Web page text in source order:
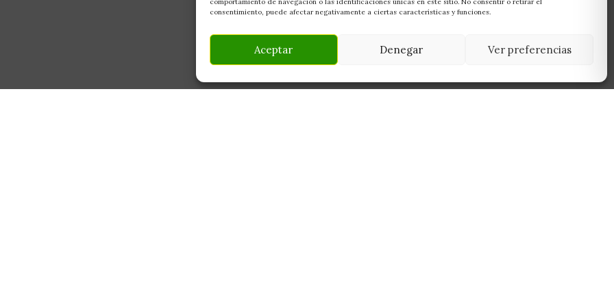
consentimiento, puede afectar negativamente a ciertas características y funciones.
Aceptar Denegar Ver preferencias